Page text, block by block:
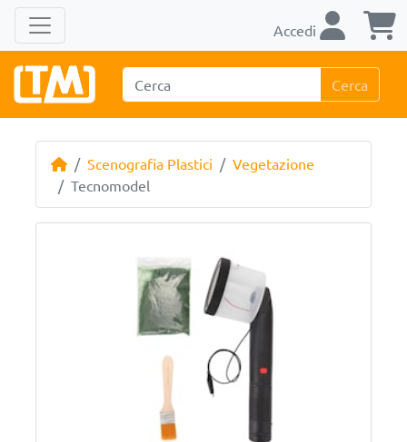
Accedi
Cerca
Scenografia Plastici
Vegetazione
Tecnomodel